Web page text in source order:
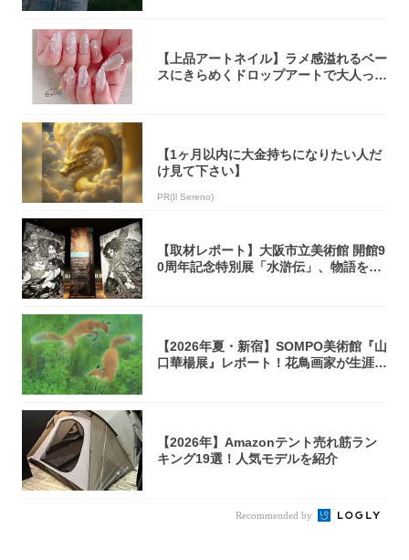
【上品アートネイル】ラメ感溢れるベー
スにきらめくドロップアートで大人っぽ
【1ヶ月以内に大金持ちになりたい人だ
け見て下さい】
PR(Il Sereno)
【取材レポート】大阪市立美術館 開館9
0周年記念特別展「水滸伝」、物語を知
【2026年夏・新宿】SOMPO美術館『山
口華楊展』レポート！花鳥画家が生涯描
【2026年】Amazonテント売れ筋ラン
キング19選！人気モデルを紹介
Recommended by